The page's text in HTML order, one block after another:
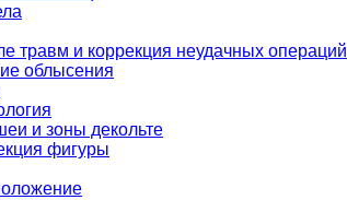
травм и коррекция неудачных операций
облысения
и зоны декольте
фигуры